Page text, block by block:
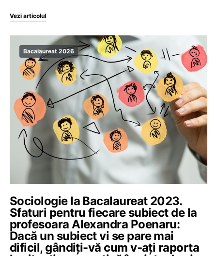
Vezi articolul
Bacalaureat 2026
Sociologie la Bacalaureat 2023.
Sfaturi pentru fiecare subiect de la
profesoara Alexandra Poenaru:
Dacă un subiect vi se pare mai
dificil, gândiți-vă cum v-ați raporta